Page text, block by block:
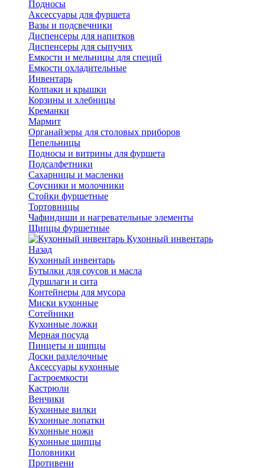
Подносы
Аксессуары для фуршета
Вазы и подсвечники
Диспенсеры для напитков
Диспенсеры для сыпучих
Емкости и мельницы для специй
Емкости охладительные
Инвентарь
Колпаки и крышки
Корзины и хлебницы
Креманки
Мармит
Органайзеры для столовых приборов
Пепельницы
Подносы и витрины для фуршета
Подсалфетники
Сахарницы и масленки
Соусники и молочники
Стойки фуршетные
Тортовницы
Чафиндиши и нагревательные элементы
Щипцы фуршетные
Кухонный инвентарь
Назад
Кухонный инвентарь
Бутылки для соусов и масла
Дуршлаги и сита
Контейнеры для мусора
Миски кухонные
Сотейники
Кухонные ложки
Мерная посуда
Пинцеты и щипцы
Доски разделочные
Аксессуары кухонные
Гастроемкости
Кастрюли
Венчики
Кухонные вилки
Кухонные лопатки
Кухонные ножи
Кухонные щипцы
Половники
Противени